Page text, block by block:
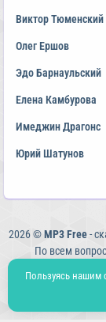
Виктор Тюменский
Олег Ершов
Эдо Барнаульский
Елена Камбурова
Имеджин Драгонс
Юрий Шатунов
2026 ©MP3 Free-
По всем
Пользуясь нашим